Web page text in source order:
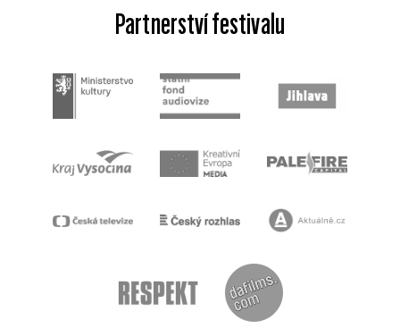
Partnerství festivalu